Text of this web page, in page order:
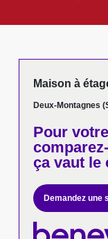
Maison à
Deux-Montagnes
Pour votre
ça vaut le
Demandez une